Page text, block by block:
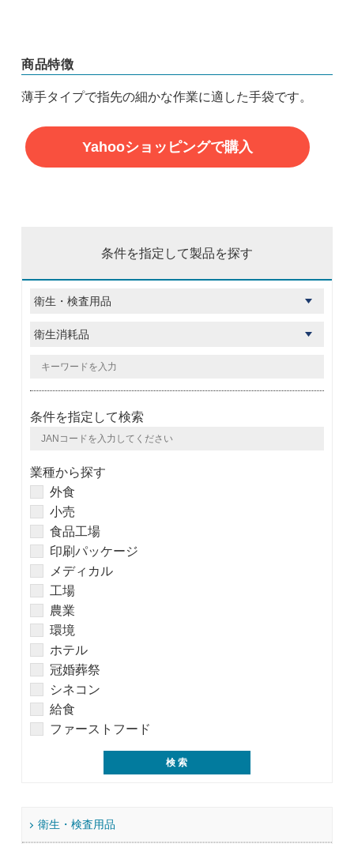
商品特徴
薄手タイプで指先の細かな作業に適した手袋です。
Yahooショッピングで購入
条件を指定して製品を探す
条件を指定して検索
業種から探す
外食
小売
食品工場
印刷パッケージ
メディカル
工場
農業
環境
ホテル
冠婚葬祭
シネコン
給食
ファーストフード
衛生・検査用品